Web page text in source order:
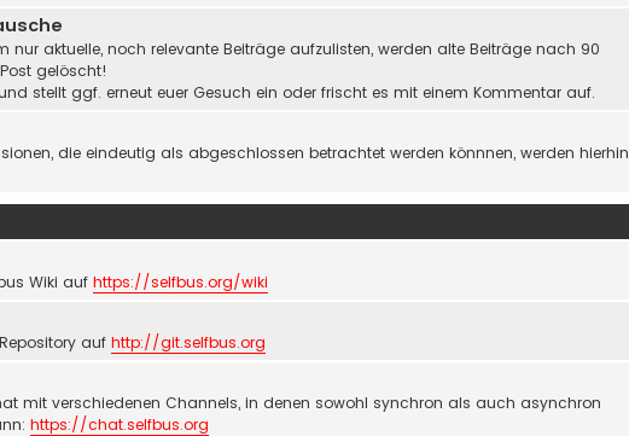
nur aktuelle, noch relevante Beiträge aufzulisten, werden alte Beiträge nach 90
gelöscht!
stellt ggf. erneut euer Gesuch ein oder frischt es mit einem Kommentar auf.
die eindeutig als abgeschlossen betrachtet werden könnnen, werden hierhin
Wiki auf https://selfbus.org/wiki
auf http://git.selfbus.org
mit verschiedenen Channels, in denen sowohl synchron als auch asynchron
https://chat.selfbus.org